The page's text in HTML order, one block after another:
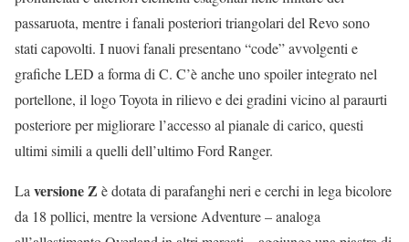
passaruota, mentre i fanali posteriori triangolari del Revo sono
stati capovolti. I nuovi fanali presentano “code” avvolgenti e
grafiche LED a forma di C. C’è anche uno spoiler integrato nel
portellone, il logo Toyota in rilievo e dei gradini vicino al paraurti
posteriore per migliorare l’accesso al pianale di carico, questi
ultimi simili a quelli dell’ultimo Ford Ranger.
Laversione Z è dotata di parafanghi neri e cerchi in lega bicolore
da 18 pollici, mentre la versione Adventure – analoga